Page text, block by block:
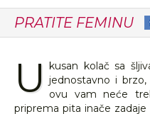
PRATITE FEMINU
U kusan kolač sa
jednostavno i
ovu vam neće
priprema pita inače